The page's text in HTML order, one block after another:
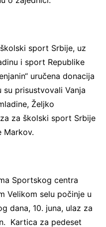
sport Srbije, uz
i sport Republike
uručena donacija
prisustvovali Vanja
Željko
za školski sport Srbije
Markov.
Sportskog centra
Velikom selu počinje u
dana, 10. juna, ulaz za
Kartica za pedeset